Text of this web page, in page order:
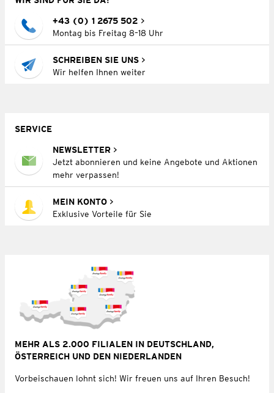
+43 (0) 1 2675 502
Montag bis Freitag 8–18 Uhr
SCHREIBEN SIE UNS
Wir helfen Ihnen weiter
SERVICE
NEWSLETTER
Jetzt abonnieren und keine Angebote und Aktionen
mehr verpassen!
MEIN KONTO
Exklusive Vorteile für Sie
MEHR ALS 2.000 FILIALEN IN DEUTSCHLAND,
ÖSTERREICH UND DEN NIEDERLANDEN
Vorbeischauen lohnt sich! Wir freuen uns auf Ihren Besuch!